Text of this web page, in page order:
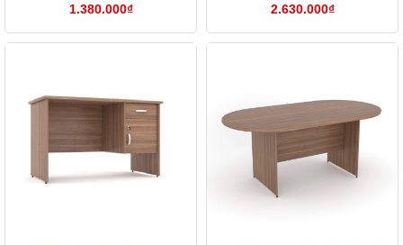
1.380.000₫ 2.630.000₫